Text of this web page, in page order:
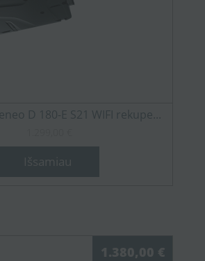
D 180-E S21 WIFI rekupe...
Išsamiau
1.380,00 €